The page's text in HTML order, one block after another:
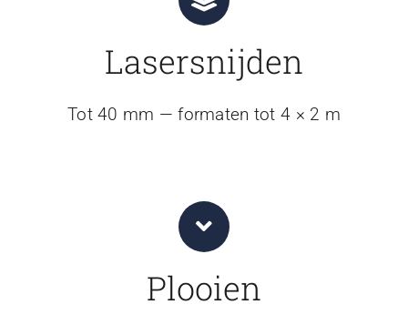
Lasersnijden
Tot 40 mm — formaten tot 4 × 2 m
Plooien